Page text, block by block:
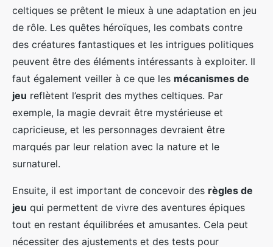
celtiques se prêtent le mieux à une adaptation en jeu
de rôle. Les quêtes héroïques, les combats contre
des créatures fantastiques et les intrigues politiques
peuvent être des éléments intéressants à exploiter. Il
faut également veiller à ce que les mécanismes de
jeu reflètent l’esprit des mythes celtiques. Par
exemple, la magie devrait être mystérieuse et
capricieuse, et les personnages devraient être
marqués par leur relation avec la nature et le
surnaturel.
Ensuite, il est important de concevoir des règles de
jeu qui permettent de vivre des aventures épiques
tout en restant équilibrées et amusantes. Cela peut
nécessiter des ajustements et des tests pour